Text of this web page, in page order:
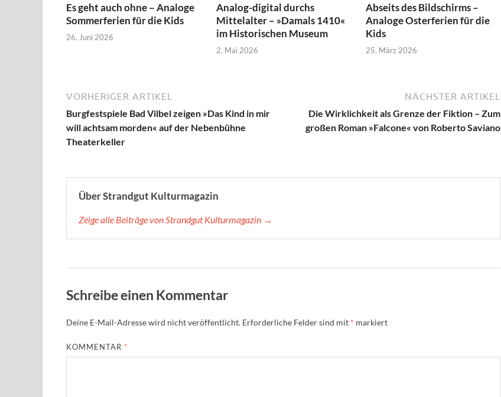
Es geht auch ohne – Analoge
Sommerferien für die Kids
26. Juni 2026
Analog-digital durchs
Mittelalter – »Damals 1410«
im Historischen Museum
2. Mai 2026
Abseits des Bildschirms –
Analoge Osterferien für die
Kids
25. März 2026
VORHERIGER ARTIKEL
Burgfestspiele Bad Vilbel zeigen »Das Kind in mir
will achtsam morden« auf der Nebenbühne
Theaterkeller
NÄCHSTER ARTIKEL
Die Wirklichkeit als Grenze der Fiktion – Zum
großen Roman »Falcone« von Roberto Saviano
Über Strandgut Kulturmagazin
Zeige alle Beiträge von Strandgut Kulturmagazin →
Schreibe einen Kommentar
Deine E-Mail-Adresse wird nicht veröffentlicht. Erforderliche Felder sind mit * markiert
KOMMENTAR *